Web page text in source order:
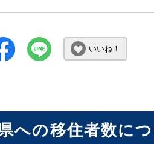
いいね！
への移住者数に